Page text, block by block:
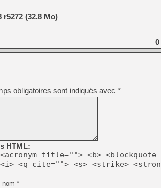
[GK] Mémoire cash -
[GK] Nvidia : le prix des
[GK] Suikoden Star Leap
[Mo5] La mini borne
r5272 (32.8 Mo)
0
obligatoires sont indiqués avec *
HTML:
title=""> <b> <blockquote
<i> <q cite=""> <s> <strike>
nom *